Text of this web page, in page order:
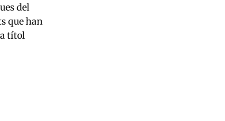
del
que han
títol